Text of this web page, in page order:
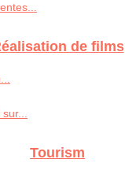
de films
Tourism